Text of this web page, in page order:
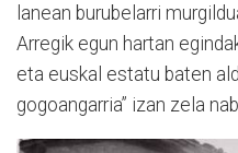
lanean burubelarri
Arregik egun hartan
eta euskal estatu baten
gogoangarria” izan zela